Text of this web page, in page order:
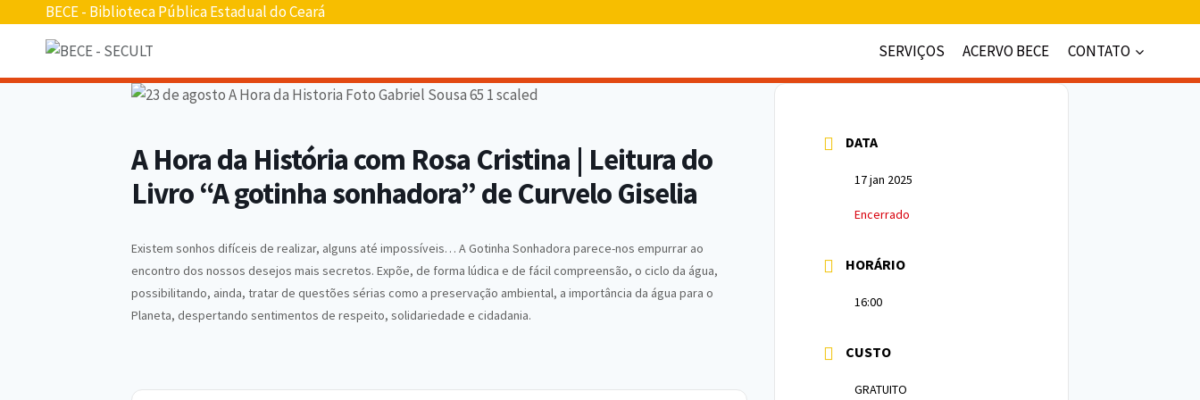
BECE - Biblioteca Pública Estadual do Ceará
SERVIÇOS
ACERVO BECE CONTATO
A Hora da História com Rosa Cristina | Leitura do
Livro “A gotinha sonhadora” de Curvelo Giselia
Existem sonhos difíceis de realizar, alguns até impossíveis… A Gotinha Sonhadora parece-nos empurrar ao
encontro dos nossos desejos mais secretos. Expõe, de forma lúdica e de fácil compreensão, o ciclo da água,
possibilitando, ainda, tratar de questões sérias como a preservação ambiental, a importância da água para o
Planeta, despertando sentimentos de respeito, solidariedade e cidadania.
DATA
17 jan 2025
Encerrado
HORÁRIO
16:00
CUSTO
GRATUITO